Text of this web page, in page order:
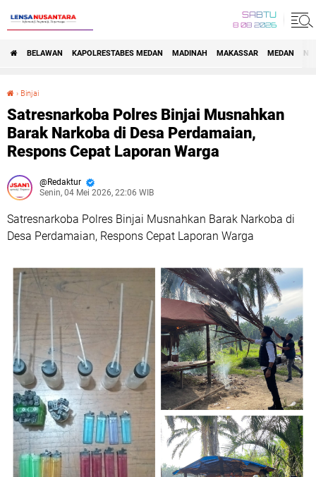
SABTU
8 08 2026
BELAWAN KAPOLRESTABES MEDAN MADINAH MAKASSAR MEDAN
› Binjai
Satresnarkoba Polres Binjai Musnahkan
Barak Narkoba di Desa Perdamaian,
Respons Cepat Laporan Warga
Redaktur
Senin, 04 Mei 2026, 22:06 WIB
Satresnarkoba Polres Binjai Musnahkan Barak Narkoba di
Desa Perdamaian, Respons Cepat Laporan Warga